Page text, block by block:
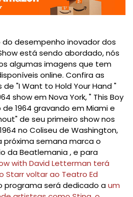
do desempenho inovador dos
está sendo abordado, nós
algumas imagens que tem
online. Confira as
"I Want to Hold Your Hand "
show em Nova York, " This Boy
1964 gravando em Miami e
de seu primeiro show nos
no Coliseu de Washington,
próxima semana marca o
da Beatlemania , e para
with David Letterman terá
Starr voltar ao Teatro Ed
programa será dedicado aum